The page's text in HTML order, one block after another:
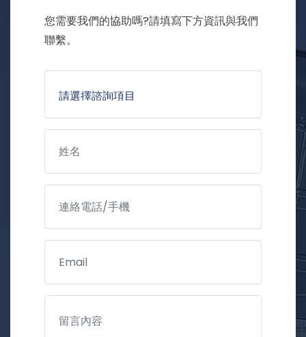
您需要我們的協助嗎?請填寫下方資訊與我們
聯繫。